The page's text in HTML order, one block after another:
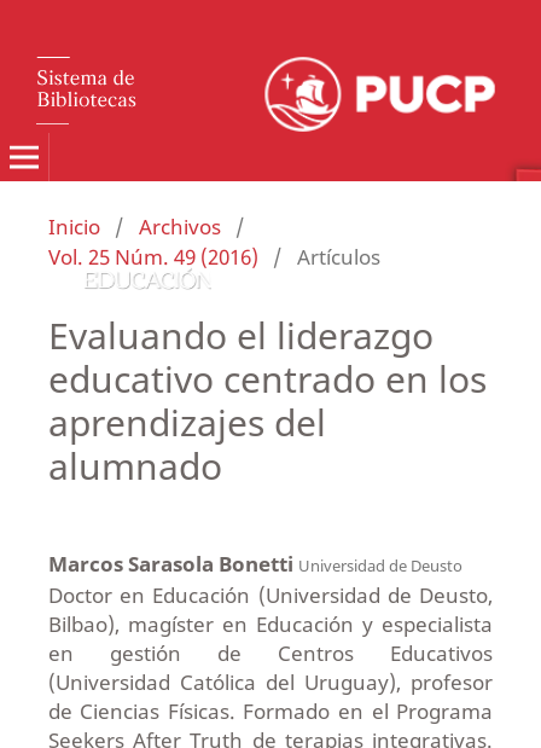
Inicio / Archivos /
Vol. 25 Núm. 49 (2016)
/ Artículos
Evaluando el liderazgo
educativo centrado en los
aprendizajes del
alumnado
Marcos Sarasola Bonetti Universidad de Deusto
Doctor en Educación (Universidad de Deusto,
Bilbao), magíster en Educación y especialista
en gestión de Centros Educativos
(Universidad Católica del Uruguay), profesor
de Ciencias Físicas. Formado en el Programa
Seekers After Truth de terapias integrativas.